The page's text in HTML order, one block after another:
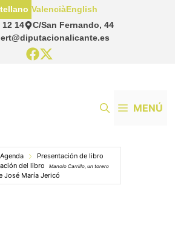
12 14
C/San Fernando, 44
ValenciàEnglish
MENÚ
Agenda
Presentación de libro
del libro
Manolo Carrillo, un torero
José María Jericó